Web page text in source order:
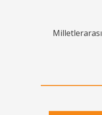
Milletlerarası